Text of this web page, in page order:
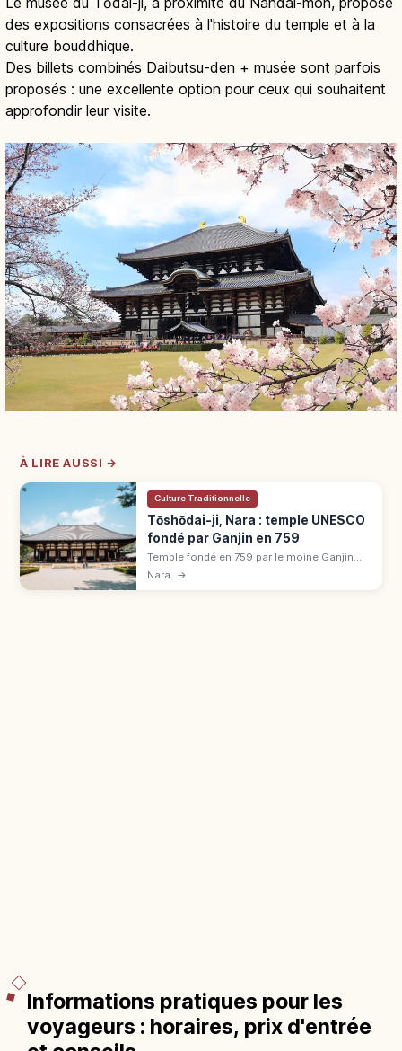
des expositions consacrées à l'histoire du temple et à la
culture bouddhique.
Des billets combinés Daibutsu-den + musée sont parfois
proposés : une excellente option pour ceux qui souhaitent
approfondir leur visite.
À LIRE AUSSI →
Culture Traditionnelle
Tōshōdai-ji, Nara : temple UNESCO
fondé par Ganjin en 759
Temple fondé en 759 par le moine Ganjin
Wajō à Nara, classé UNESCO. Kondō et Kōdō
Nara →
Informations pratiques pour les
voyageurs : horaires, prix d'entrée